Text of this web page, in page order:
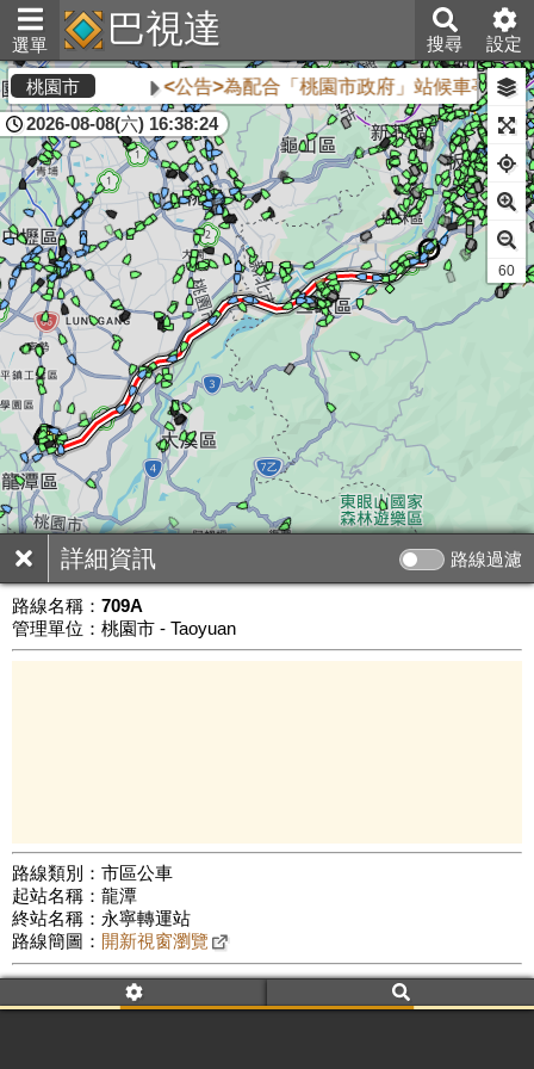
選單 巴視達 搜尋 設定
詳細資訊 路線過濾
路線名稱： 709A
管理單位：桃園市 - Taoyuan
路線類別：市區公車
起站名稱：龍潭
終站名稱：永寧轉運站
路線簡圖： 開新視窗瀏覽
附屬名稱：709A
車頭描述：龍潭
永寧轉運站
桃園市 <公告>為配合「桃園市政府」站候車亭自
2026-08-08(六) 16:38:24
公車數量: 累計6648、上線5716
61